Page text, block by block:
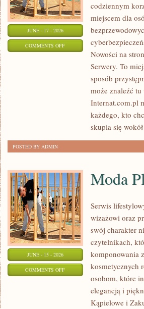
JUNE - 17 - 2026
COMMENTS OFFON
SATELITARNY
codziennym
miejscem dla
Nowości na
Serwery. To
sposób
może znaleźć
Internat.com.pl
każdego, kto
skupia się
POSTED BY ADMIN
JUNE - 15 - 2026
COMMENTS OFFON
Moda
Serwis
wizażowi oraz
swój charakter
czytelnikach,
komponowania
kosmetycznych
osobom, które
elegancją i
Kąpielowe i